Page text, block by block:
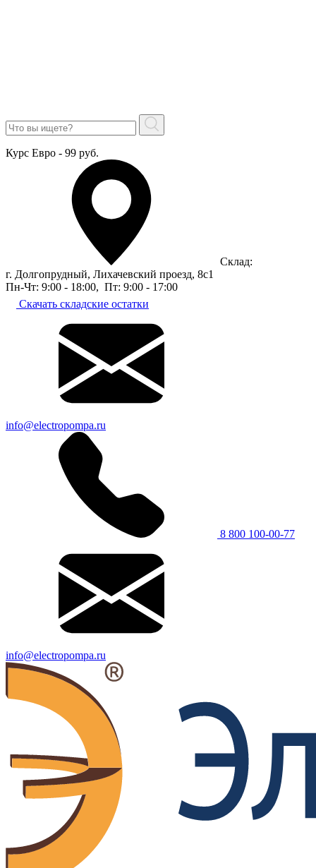
Курс Евро - 99 руб.
Склад:
г. Долгопрудный, Лихачевский проезд, 8c1
Пн-Чт: 9:00 - 18:00, Пт: 9:00 - 17:00
Скачать складские остатки
info@electropompa.ru
8 800 100-00-77
info@electropompa.ru